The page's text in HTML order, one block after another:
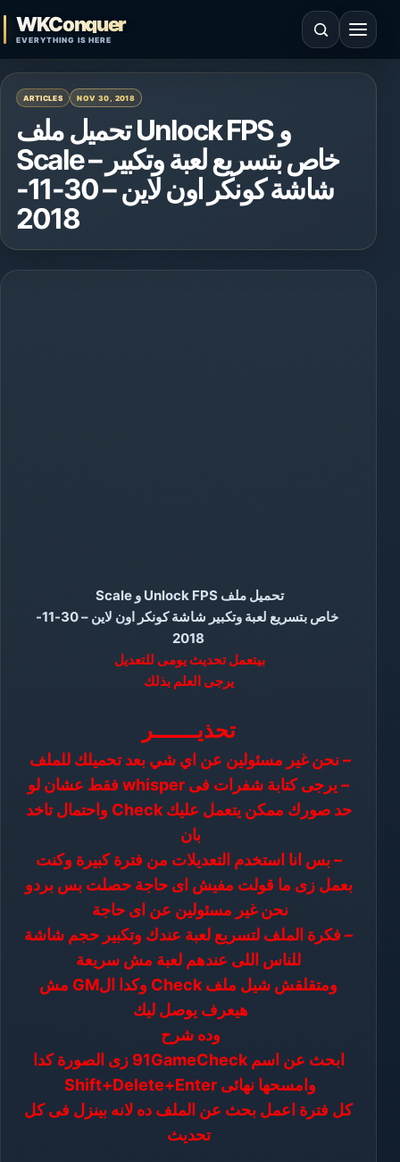
WKConquer
EVERYTHING IS HERE
Open search Open
ARTICLES NOV 30, 2018
تحميل ملف Unlock FPS و
Scale – خاص بتسريع لعبة وتكبير
شاشة كونكر اون لاين – 30-11-
2018
تحميل ملف Unlock FPS و Scale
خاص بتسريع لعبة وتكبير شاشة كونكر اون لاين – 30-11-
2018
بيتعمل تحديث يومى للتعديل
يرجى العلم بذلك
تحذيـــــــر
– نحن غير مسئولين عن اي شي بعد تحميلك للملف
– يرجى كتابة شفرات فى whisper فقط عشان لو
حد صورك ممكن يتعمل عليك Check واحتمال تاخد
بان
– بس انا استخدم التعديلات من فترة كبيرة وكنت
بعمل زى ما قولت مفيش اى حاجة حصلت بس بردو
نحن غير مسئولين عن اى حاجة
– فكرة الملف لتسريع لعبة عندك وتكبير حجم شاشة
للناس اللى عندهم لعبة مش سريعة
ومتقلقش شيل ملف Check وكدا الGM مش
هيعرف يوصل ليك
وده شرح
ابحث عن اسم
91GameCheck زى الصورة كدا
وامسحها نهائى Shift+Delete+Enter
كل فترة اعمل بحث عن الملف ده لانه بينزل فى كل
تحديث